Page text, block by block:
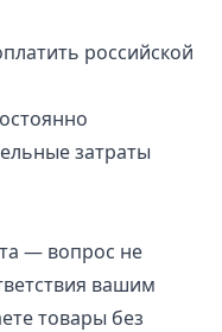
российской
затраты
— вопрос не
вашим
товары без